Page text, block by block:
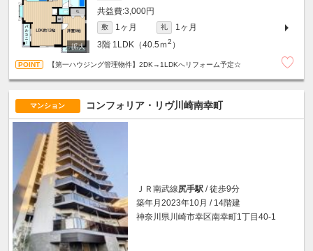
3,000円
敷 1ヶ月 礼
1ヶ月
3階 1LDK（40.5ｍ2 ）
【第一ハウジング管理物件】2DK→1LDKへリフォーム予定☆
マンション コンフォリア・リヴ川崎南幸町
ＪＲ南武線尻手駅 / 徒歩9分
築年月2023年10月 / 14階建
神奈川県川崎市幸区南幸町1丁目40-1